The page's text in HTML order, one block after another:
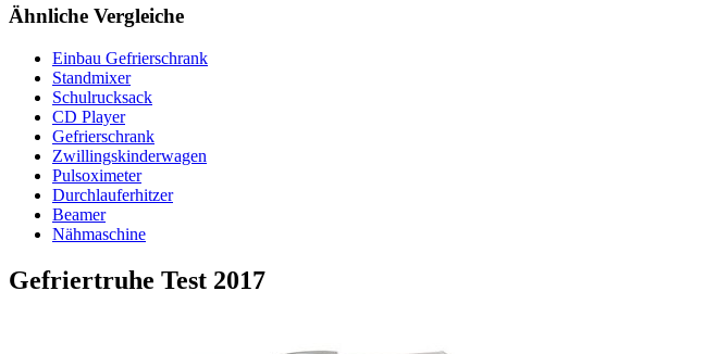
Ähnliche Vergleiche
Einbau Gefrierschrank
Standmixer
Schulrucksack
CD Player
Gefrierschrank
Zwillingskinderwagen
Pulsoximeter
Durchlauferhitzer
Beamer
Nähmaschine
Gefriertruhe Test 2017